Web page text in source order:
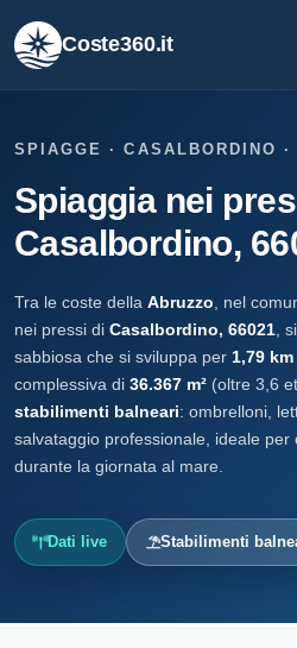
Coste360.it
SPIAGGE · CASALBORDINO
Spiaggia nei
Casalbordino,
Tra le coste della Abruzzo , nel
nei pressi di Casalbordino, 66021 ,
sabbiosa che si sviluppa per 1,79 km
complessiva di 36.367 m² (oltre 3,6
stabilimenti balneari: ombrelloni,
salvataggio professionale, ideale
durante la giornata al mare.
Dati live Stabilimenti